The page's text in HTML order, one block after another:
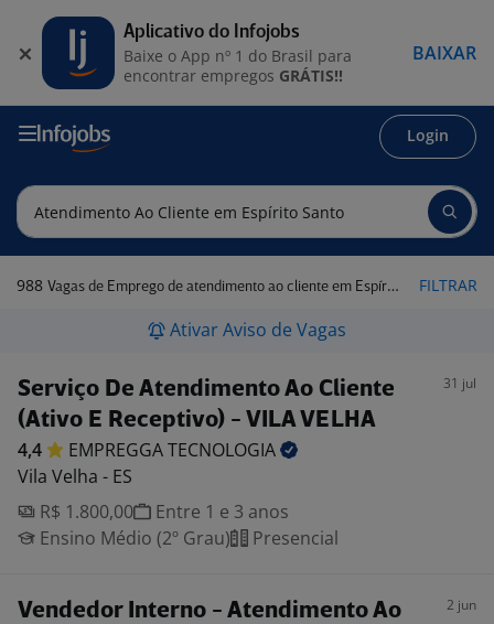
Login
988 Vagas de Emprego de atendimento ao cliente em Espírito Santo FILTRAR
Ativar Aviso de Vagas
Serviço De Atendimento Ao Cliente
(Ativo E Receptivo) - VILA VELHA
31 jul
4,4 EMPREGGATECNOLOGIA
Vila Velha - ES
R$ 1.800,00
Entre 1 e 3 anos
Ensino Médio (2º Grau)
Presencial
Vendedor Interno - Atendimento Ao
2 jun
Aplicativo do Infojobs
Baixe o App nº 1 do Brasil para
encontrar empregos GRÁTIS!!
BAIXAR